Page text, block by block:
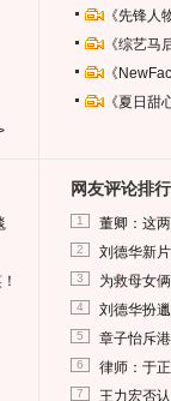
《先锋
《综艺
《
《夏日
网友评论排行
1 董卿：这
2 刘德华新
3 为救母女
4 刘德华扮
5 章子怡斥
6 律师：于
7 王力宏否